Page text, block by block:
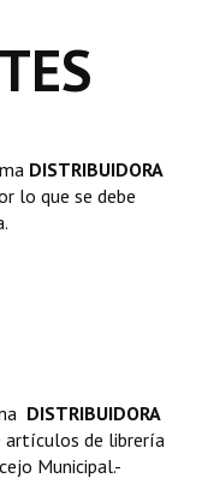
 DISTRIBUIDORA
lo que se debe
 DISTRIBUIDORA
artículos de librería
Municipal.-